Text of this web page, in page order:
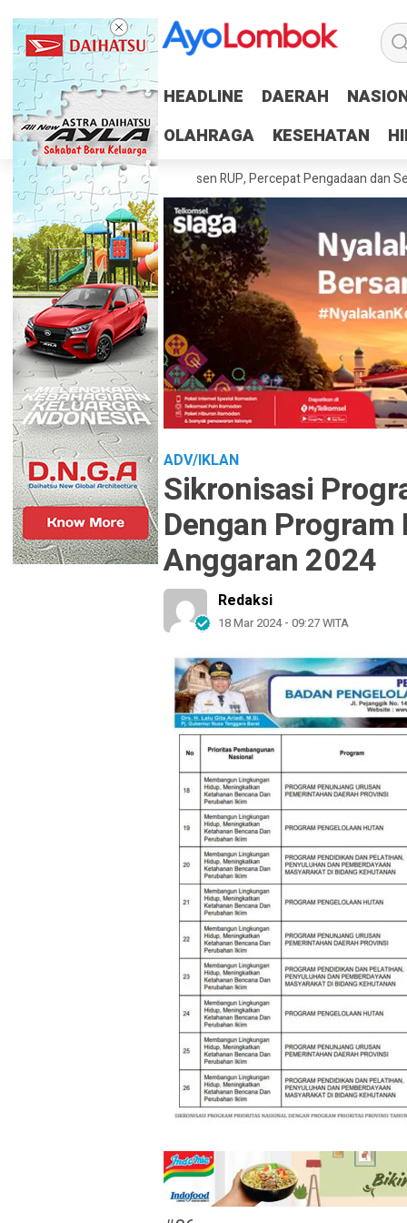
HEADLINE DAERAH
OLAHRAGA
KESEHATAN
HEADLINE DAERAH
OLAHRAGA
KESEHATAN
Tuntaskan 100 Persen RUP, Percepat Pengadaan dan Serapan
ADV/IKLAN
Sikronisasi
Dengan
Anggaran 2024
Redaksi
18 Mar 2024 - 09:27 WITA